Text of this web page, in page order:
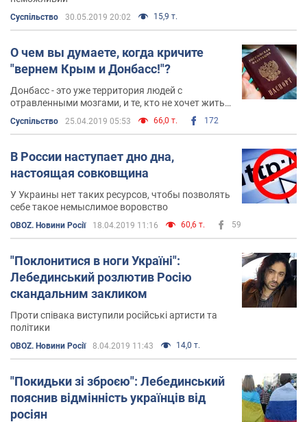
Суспільство 30.05.2019 20:02 15,9 т.
О чем вы думаете, когда кричите
"вернем Крым и Донбасс!"?
Донбасс - это уже территория людей с
отравленными мозгами, и те, кто не хочет жить
при путинском режиме, давно переехали в
другие места Украины или в другие страны
Суспільство 25.04.2019 05:53 66,0 т. 172
В России наступает дно дна,
настоящая совковщина
У Украины нет таких ресурсов, чтобы позволять
себе такое немыслимое воровство
OBOZ. Новини Росії 18.04.2019 11:16 60,6 т. 59
"Поклонитися в ноги Україні":
Лебединський розлютив Росію
скандальним закликом
Проти співака виступили російські артисти та
політики
OBOZ. Новини Росії 8.04.2019 11:43 14,0 т.
"Покидьки зі зброєю": Лебединський
пояснив відмінність українців від
росіян